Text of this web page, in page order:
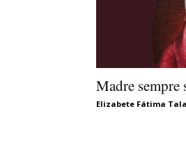
Madre sempre
Elizabete Fátima